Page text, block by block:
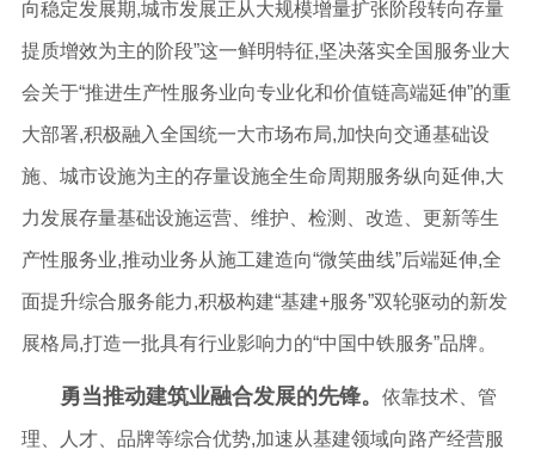
向稳定发展期,城市发展正从大规模增量扩张阶段转向存量
提质增效为主的阶段”这一鲜明特征,坚决落实全国服务业大
会关于“推进生产性服务业向专业化和价值链高端延伸”的重
大部署,积极融入全国统一大市场布局,加快向交通基础设
施、城市设施为主的存量设施全生命周期服务纵向延伸,大
力发展存量基础设施运营、维护、检测、改造、更新等生
产性服务业,推动业务从施工建造向“微笑曲线”后端延伸,全
面提升综合服务能力,积极构建“基建+服务”双轮驱动的新发
展格局,打造一批具有行业影响力的“中国中铁服务”品牌。
勇当推动建筑业融合发展的先锋。 依靠技术、管
理、人才、品牌等综合优势,加速从基建领域向路产经营服